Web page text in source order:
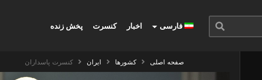
فارسی اخبار کنسرت پخش زنده
صفحه اصلی کشورها ایران کنسرت پاسداران